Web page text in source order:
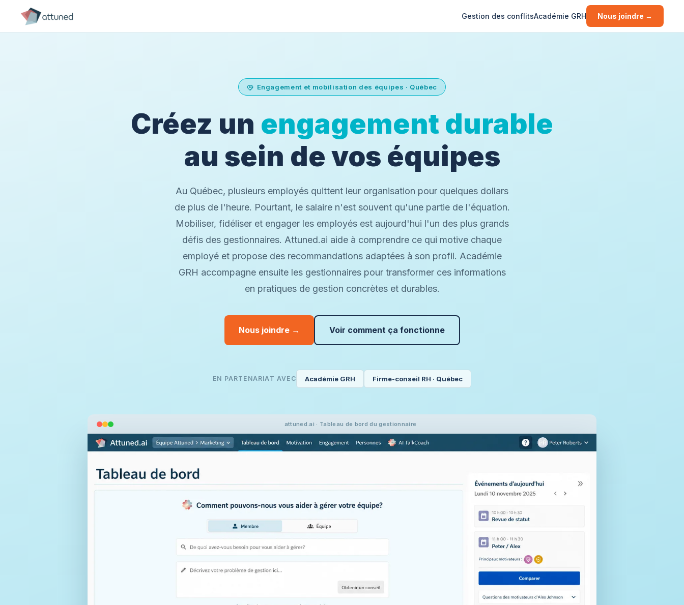
Gestion des conflitsAcadémie GRH Nous joindre →
Engagement et mobilisation des équipes · Québec
Créez un engagement durable
au sein de vos équipes
Au Québec, plusieurs employés quittent leur organisation pour quelques dollars
de plus de l'heure. Pourtant, le salaire n'est souvent qu'une partie de l'équation.
Mobiliser, fidéliser et engager les employés est aujourd'hui l'un des plus grands
défis des gestionnaires. Attuned.ai aide à comprendre ce qui motive chaque
employé et propose des recommandations adaptées à son profil. Académie
GRH accompagne ensuite les gestionnaires pour transformer ces informations
en pratiques de gestion concrètes et durables.
Nous joindre → Voir comment ça fonctionne
EN PARTENARIAT AVEC Académie GRH Firme-conseil RH · Québec
attuned.ai · Tableau de bord du gestionnaire